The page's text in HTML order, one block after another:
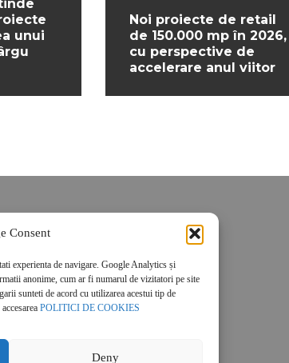
Consent
experienta de navigare. Google Analytics și
anonime, cum ar fi numarul de vizitatori pe site
sunteti de acord cu utilizarea acestui tip de
POLITICI DE COOKIES
Deny
unui
Noi proiecte de retail
de 150.000 mp în 2026,
cu perspective de
accelerare anul viitor